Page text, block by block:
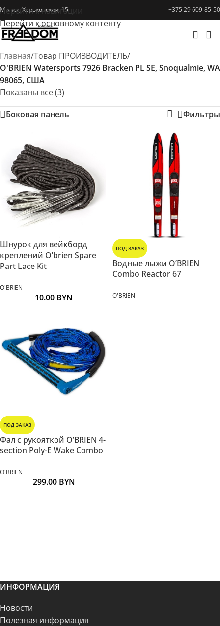
Перейти к навигации
Перейти к основному контенту
Минск, Харьковская, 15 +375 29 609-85-50
Главная/Товар ПРОИЗВОДИТЕЛЬ/
O'BRIEN Watersports 7926 Bracken PL SE, Snoqualmie, WA
98065, США
Показаны все (3)
Боковая панель
Фильтры
Шнурок для вейкборд
креплений O’brien Spare
Part Lace Kit
O'BRIEN
10.00 BYN
ПОД ЗАКАЗ
Водные лыжи O’BRIEN
Combo Reactor 67
O'BRIEN
ПОД ЗАКАЗ
Фал с рукояткой O’BRIEN 4-
section Poly-E Wake Combo
O'BRIEN
299.00 BYN
ИНФОРМАЦИЯ
Новости
Полезная информация